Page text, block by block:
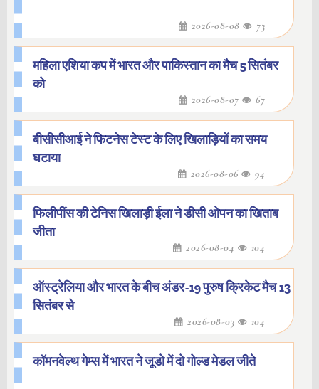
2026-08-08 73
महिला एशिया कप में भारत और पाकिस्तान का मैच 5 सितंबर
को
2026-08-07 67
बीसीसीआई ने फिटनेस टेस्ट के लिए खिलाड़ियों का समय
घटाया
2026-08-06 94
फिलीपींस की टेनिस खिलाड़ी ईला ने डीसी ओपन का खिताब
जीता
2026-08-04 104
ऑस्ट्रेलिया और भारत के बीच अंडर-19 पुरुष क्रिकेट मैच 13
सितंबर से
2026-08-03 104
कॉमनवेल्थ गेम्स में भारत ने जूडो में दो गोल्ड मेडल जीते